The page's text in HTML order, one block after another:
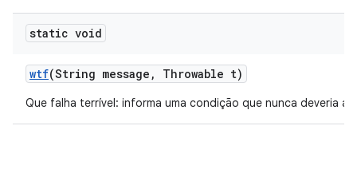
static void
wtf(String message , Throwable t)
Que falha terrível: informa uma condição que nunca deveria